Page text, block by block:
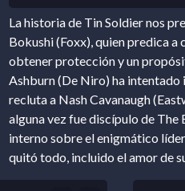
La historia de Tin Soldier nos
Bokushi (Foxx), quien predica
obtener protección y un
Ashburn (De Niro) ha
recluta a Nash Cavanaugh
alguna vez fue discípulo de The
interno sobre el enigmático
quitó todo, incluido el amor de